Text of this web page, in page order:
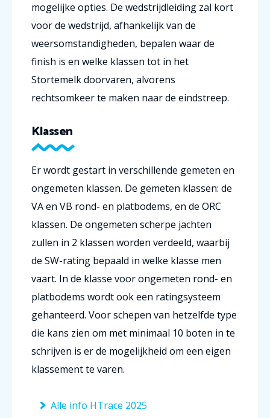
mogelijke opties. De wedstrijdleiding zal kort
voor de wedstrijd, afhankelijk van de
weersomstandigheden, bepalen waar de
finish is en welke klassen tot in het
Stortemelk doorvaren, alvorens
rechtsomkeer te maken naar de eindstreep.
Klassen
Er wordt gestart in verschillende gemeten en
ongemeten klassen. De gemeten klassen: de
VA en VB rond- en platbodems, en de ORC
klassen. De ongemeten scherpe jachten
zullen in 2 klassen worden verdeeld, waarbij
de SW-rating bepaald in welke klasse men
vaart. In de klasse voor ongemeten rond- en
platbodems wordt ook een ratingsysteem
gehanteerd. Voor schepen van hetzelfde type
die kans zien om met minimaal 10 boten in te
schrijven is er de mogelijkheid om een eigen
klassement te varen.
Alle info HTrace 2025